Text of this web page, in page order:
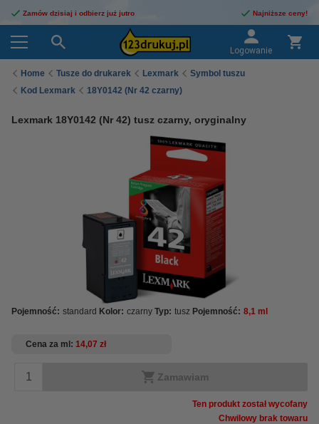
Zamów dzisiaj i odbierz już jutro Najniższe ceny!
Logowanie
Home Tusze do drukarek Lexmark
Symbol tuszu
Kod Lexmark
18Y0142 (Nr 42 czarny)
Lexmark 18Y0142 (Nr 42) tusz czarny, oryginalny
Pojemność: standard Kolor: czarny Typ: tusz Pojemność: 8,1 ml
Cena za ml 14,07 zł
Zamawiam
Ten produkt został wycofany
Chwilowy brak towaru